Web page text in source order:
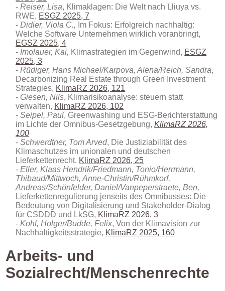
Reiser, Lisa, Klimaklagen: Die Welt nach Lliuya vs.
RWE, ESGZ 2025, 7
Didier, Viola C., Im Fokus: Erfolgreich nachhaltig:
Welche Software Unternehmen wirklich voranbringt,
EGSZ 2025, 4
Imolauer, Kai, Klimastrategien im Gegenwind, ESGZ
2025, 3
Rüdiger, Hans Michael/Karpova, Alena/Reich, Sandra,
Decarbonizing Real Estate through Green Investment
Strategies, KlimaRZ 2026, 121
Giesen, Nils, Klimarisikoanalyse: steuern statt
verwalten, KlimaRZ 2026, 102
Seipel, Paul, Greenwashing und ESG-Berichterstattung
im Lichte der Omnibus-Gesetzgebung,KlimaRZ 2026,
100
Schwerdtner, Tom Arved, Die Justiziabilität des
Klimaschutzes im unionalen und deutschen
Lieferkettenrecht, KlimaRZ 2026, 25
Eller, Klaas Hendrik/Friedmann, Tonio/Herrmann,
Thibaud/Mittwoch, Anne-Christin/Rühmkorf,
Andreas/Schönfelder, Daniel/Vanpeperstraete, Ben,
Lieferkettenregulierung jenseits des Omnibusses: Die
Bedeutung von Digitalisierung und Stakeholder-Dialog
für CSDDD und LkSG, KlimaRZ 2026, 3
Kohl, Holger/Budde, Felix, Von der Klimavision zur
Nachhaltigkeitsstrategie, KlimaRZ 2025, 160
Arbeits- und
Sozialrecht/Menschenrechte